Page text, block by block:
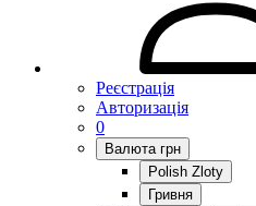
Реєстрація
Авторизація
0
Валюта грн
Polish Zloty
Гривня